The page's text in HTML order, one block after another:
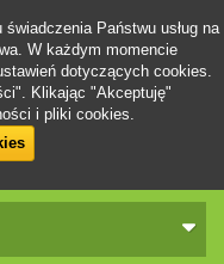
Państwu usług na
W każdym momencie
dotyczących cookies.
Klikając "Akceptuję"
i pliki cookies.